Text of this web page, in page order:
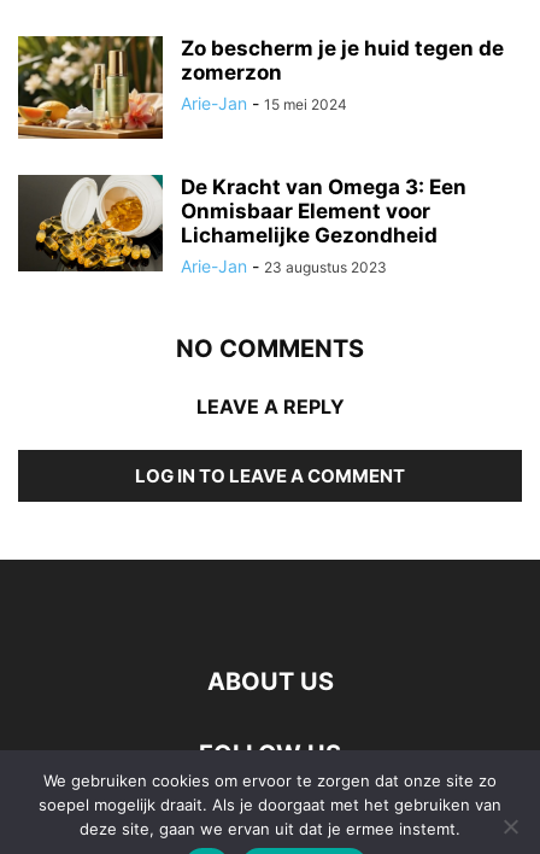
Zo bescherm je je huid tegen de
zomerzon
Arie-Jan - 15 mei 2024
De Kracht van Omega 3: Een
Onmisbaar Element voor
Lichamelijke Gezondheid
Arie-Jan - 23 augustus 2023
NO COMMENTS
LEAVE A REPLY
LOG IN TO LEAVE A COMMENT
ABOUT US
FOLLOW US
We gebruiken cookies om ervoor te zorgen dat onze site zo
soepel mogelijk draait. Als je doorgaat met het gebruiken van
deze site, gaan we ervan uit dat je ermee instemt.